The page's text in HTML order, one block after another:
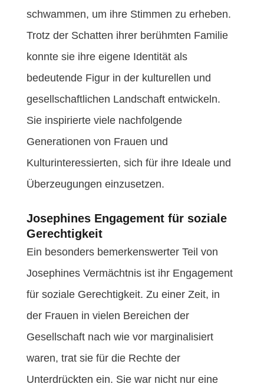
schwammen, um ihre Stimmen zu erheben.
Trotz der Schatten ihrer berühmten Familie
konnte sie ihre eigene Identität als
bedeutende Figur in der kulturellen und
gesellschaftlichen Landschaft entwickeln.
Sie inspirierte viele nachfolgende
Generationen von Frauen und
Kulturinteressierten, sich für ihre Ideale und
Überzeugungen einzusetzen.
Josephines Engagement für soziale
Gerechtigkeit
Ein besonders bemerkenswerter Teil von
Josephines Vermächtnis ist ihr Engagement
für soziale Gerechtigkeit. Zu einer Zeit, in
der Frauen in vielen Bereichen der
Gesellschaft nach wie vor marginalisiert
waren, trat sie für die Rechte der
Unterdrückten ein. Sie war nicht nur eine